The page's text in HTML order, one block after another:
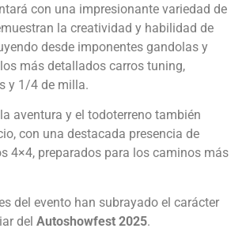
con una impresionante variedad de
la creatividad y habilidad de
desde imponentes gandolas y
más detallados carros tuning,
y 1/4 de milla.
aventura y el todoterreno también
con una destacada presencia de
4×4, preparados para los caminos más
del evento han subrayado el carácter
del Autoshowfest 2025.